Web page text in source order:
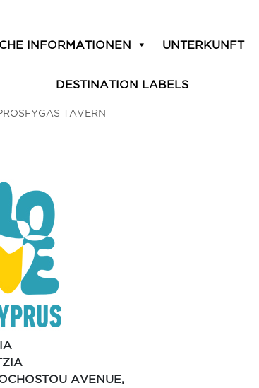
INFORMATIONEN UNTERKUNFT
DESTINATION LABELS
TAVERN
AVENUE,